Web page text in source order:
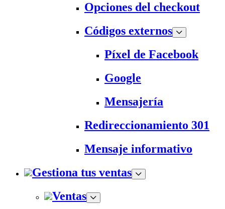
Opciones del checkout
Códigos externos
Píxel de Facebook
Google
Mensajería
Redireccionamiento 301
Mensaje informativo
Gestiona tus ventas
Ventas